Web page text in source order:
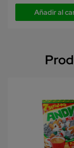
Añadir al